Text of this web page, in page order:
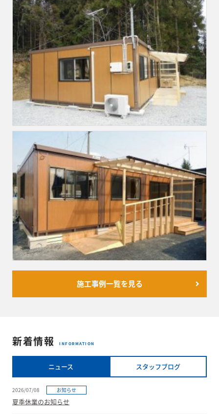
施工事例一覧を見る
新着情報 INFORMATION
ニュース スタッフブログ
2026/07/08 お知らせ
夏季休業のお知らせ